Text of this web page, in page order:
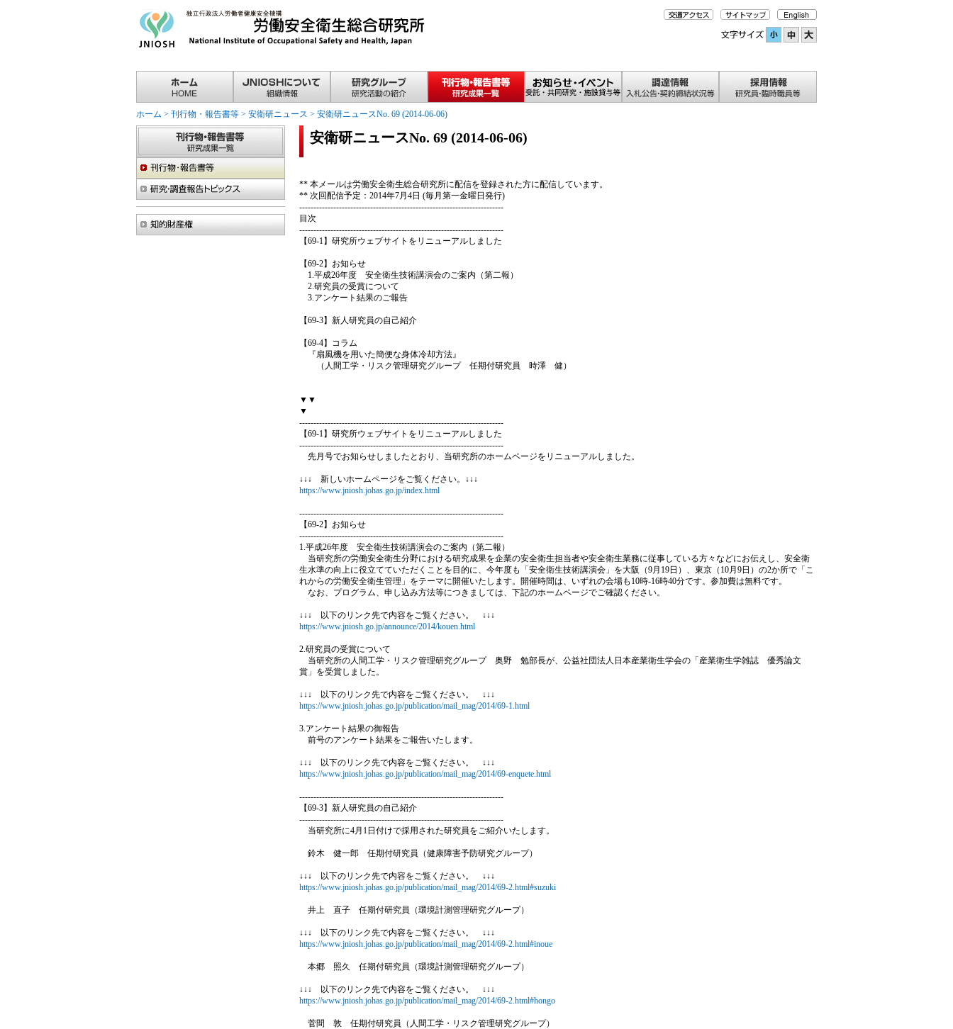
ホーム > 刊行物・報告書等 > 安衛研ニュース > 安衛研ニュースNo. 69 (2014-06-06)
安衛研ニュースNo. 69 (2014-06-06)
** 本メールは労働安全衛生総合研究所に配信を登録された方に配信しています。
** 次回配信予定：2014年7月4日 (毎月第一金曜日発行)
------------------------------------------------------------------------
目次
------------------------------------------------------------------------
【69-1】研究所ウェブサイトをリニューアルしました
【69-2】お知らせ
1.平成26年度 安全衛生技術講演会のご案内（第二報）
2.研究員の受賞について
3.アンケート結果のご報告
【69-3】新人研究員の自己紹介
【69-4】コラム
『扇風機を用いた簡便な身体冷却方法』
（人間工学・リスク管理研究グループ 任期付研究員 時澤 健）
▼▼
▼
------------------------------------------------------------------------
【69-1】研究所ウェブサイトをリニューアルしました
------------------------------------------------------------------------
先月号でお知らせしましたとおり、当研究所のホームページをリニューアルしました。
↓↓↓ 新しいホームページをご覧ください。↓↓↓
https://www.jniosh.johas.go.jp/index.html
------------------------------------------------------------------------
【69-2】お知らせ
------------------------------------------------------------------------
1.平成26年度 安全衛生技術講演会のご案内（第二報）
当研究所の労働安全衛生分野における研究成果を企業の安全衛生担当者や安全衛生業務に従事している方々などにお伝えし、安全衛
生水準の向上に役立てていただくことを目的に、今年度も「安全衛生技術講演会」を大阪（9月19日）、東京（10月9日）の2か所で「こ
れからの労働安全衛生管理」をテーマに開催いたします。開催時間は、いずれの会場も10時-16時40分です。参加費は無料です。
なお、プログラム、申し込み方法等につきましては、下記のホームページでご確認ください。
↓↓↓ 以下のリンク先で内容をご覧ください。 ↓↓↓
https://www.jniosh.go.jp/announce/2014/kouen.html
2.研究員の受賞について
当研究所の人間工学・リスク管理研究グループ 奥野 勉部長が、公益社団法人日本産業衛生学会の「産業衛生学雑誌 優秀論文
賞」を受賞しました。
↓↓↓ 以下のリンク先で内容をご覧ください。 ↓↓↓
https://www.jniosh.johas.go.jp/publication/mail_mag/2014/69-1.html
3.アンケート結果の御報告
前号のアンケート結果をご報告いたします。
↓↓↓ 以下のリンク先で内容をご覧ください。 ↓↓↓
https://www.jniosh.johas.go.jp/publication/mail_mag/2014/69-enquete.html
------------------------------------------------------------------------
【69-3】新人研究員の自己紹介
------------------------------------------------------------------------
当研究所に4月1日付けで採用された研究員をご紹介いたします。
鈴木 健一郎 任期付研究員（健康障害予防研究グループ）
↓↓↓ 以下のリンク先で内容をご覧ください。 ↓↓↓
https://www.jniosh.johas.go.jp/publication/mail_mag/2014/69-2.html#suzuki
井上 直子 任期付研究員（環境計測管理研究グループ）
↓↓↓ 以下のリンク先で内容をご覧ください。 ↓↓↓
https://www.jniosh.johas.go.jp/publication/mail_mag/2014/69-2.html#inoue
本郷 照久 任期付研究員（環境計測管理研究グループ）
↓↓↓ 以下のリンク先で内容をご覧ください。 ↓↓↓
https://www.jniosh.johas.go.jp/publication/mail_mag/2014/69-2.html#hongo
菅間 敦 任期付研究員（人間工学・リスク管理研究グループ）